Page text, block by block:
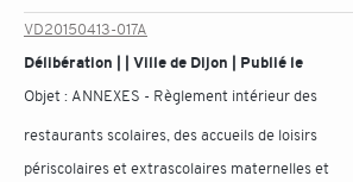
VD20150413-017A
Délibération | | Ville de Dijon | Publié le
Objet : ANNEXES - Règlement intérieur des
restaurants scolaires, des accueils de loisirs
périscolaires et extrascolaires maternelles et